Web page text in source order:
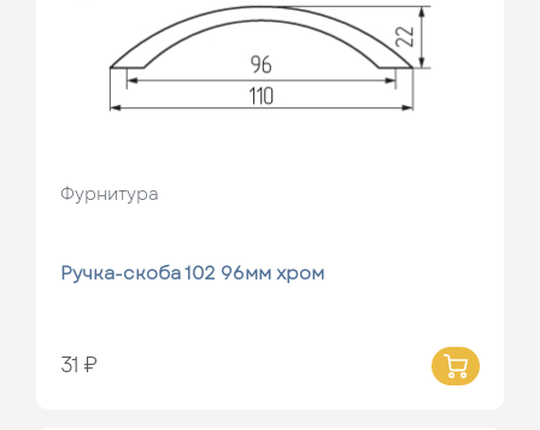
Фурнитура
Ручка-скоба 102 96мм хром
31 ₽